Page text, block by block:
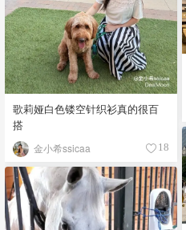
歌莉娅白色镂空针织衫真的很百
搭
金小希ssicaa 18